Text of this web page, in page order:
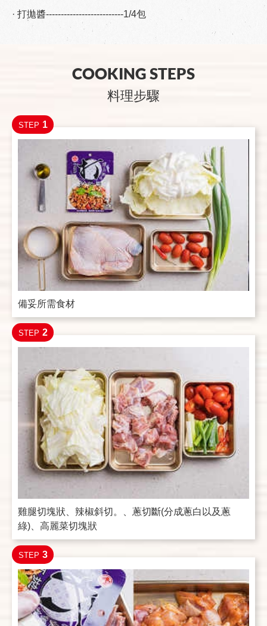
· 打拋醬--------------------------1/4包
COOKING STEPS
料理步驟
STEP 1
備妥所需食材
STEP 2
雞腿切塊狀、辣椒斜切。、蔥切斷(分成蔥白以及蔥
綠)、高麗菜切塊狀
STEP 3